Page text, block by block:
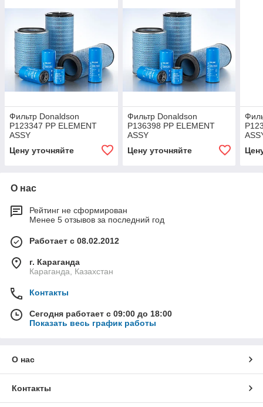
Фильтр Donaldson
P123347 PP ELEMENT
ASSY
Цену уточняйте
Фильтр Donaldson
P136398 PP ELEMENT
ASSY
Цену уточняйте
О нас
Рейтинг не сформирован
Менее 5 отзывов за последний год
Работает с 08.02.2012
г. Караганда
Караганда, Казахстан
Контакты
Сегодня работает с 09:00 до 18:00
Показать весь график работы
О нас
Контакты